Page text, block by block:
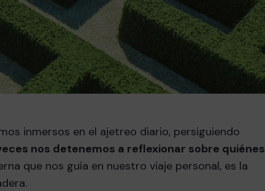
inmersos en el ajetreo diario, persiguiendo
nos detenemos a reflexionar sobre quiénes
que nos guía en nuestro viaje personal, es la